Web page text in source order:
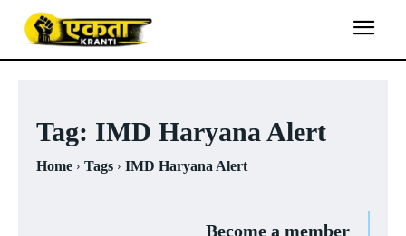
Tag: IMD Haryana Alert
Home Tags IMD Haryana Alert
Become a member